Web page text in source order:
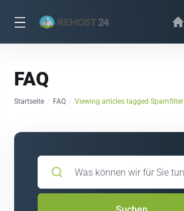
FAQ
Startseite FAQ Viewing articles tagged Spamfilter